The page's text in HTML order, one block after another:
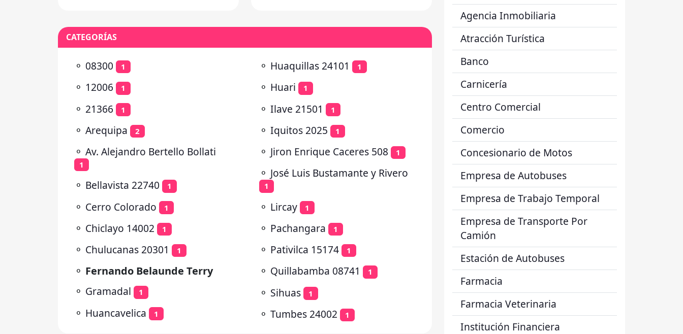
CATEGORÍAS
⚬ 08300 1
⚬ 12006 1
⚬ 21366 1
⚬ Arequipa 2
⚬ Av. Alejandro Bertello Bollati
1
⚬ Bellavista 22740 1
⚬ Cerro Colorado 1
⚬ Chiclayo 14002 1
⚬ Chulucanas 20301 1
⚬ Fernando Belaunde Terry
⚬ Gramadal 1
⚬ Huancavelica 1
⚬ Huaquillas 24101 1
⚬ Huari 1
⚬ Ilave 21501 1
⚬ Iquitos 2025 1
⚬ Jiron Enrique Caceres 508 1
⚬ José Luis Bustamante y Rivero
1
⚬ Lircay 1
⚬ Pachangara 1
⚬ Pativilca 15174 1
⚬ Quillabamba 08741 1
⚬ Sihuas 1
⚬ Tumbes 24002 1
Agencia Inmobiliaria
Atracción Turística
Banco
Carnicería
Centro Comercial
Comercio
Concesionario de Motos
Empresa de Autobuses
Empresa de Trabajo Temporal
Empresa de Transporte Por
Camión
Estación de Autobuses
Farmacia
Farmacia Veterinaria
Institución Financiera